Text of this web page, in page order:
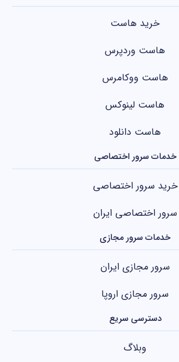
خرید هاست
هاست وردپرس
هاست ووکامرس
هاست لینوکس
هاست دانلود
خدمات سرور اختصاصی
خرید سرور اختصاصی
سرور اختصاصی ایران
خدمات سرور مجازی
سرور مجازی ایران
سرور مجازی اروپا
دسترسی سریع
وبلاگ